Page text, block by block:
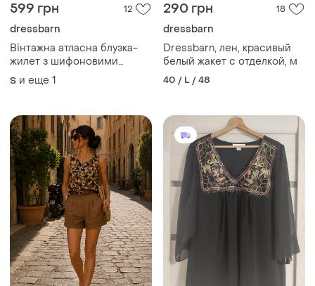
599 грн 12
dressbarn
Вінтажна атласна блузка-
жилет з шифоновими
широкими рукавами vintage
2000s y2k 90s rare
S и еще 1
290 грн 18
dressbarn
Dressbarn, лен, красивый
белый жакет с отделкой, м
40 / L / 48